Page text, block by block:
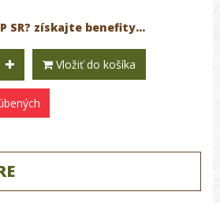
SR? získajte benefity...
Vložiť do košíka